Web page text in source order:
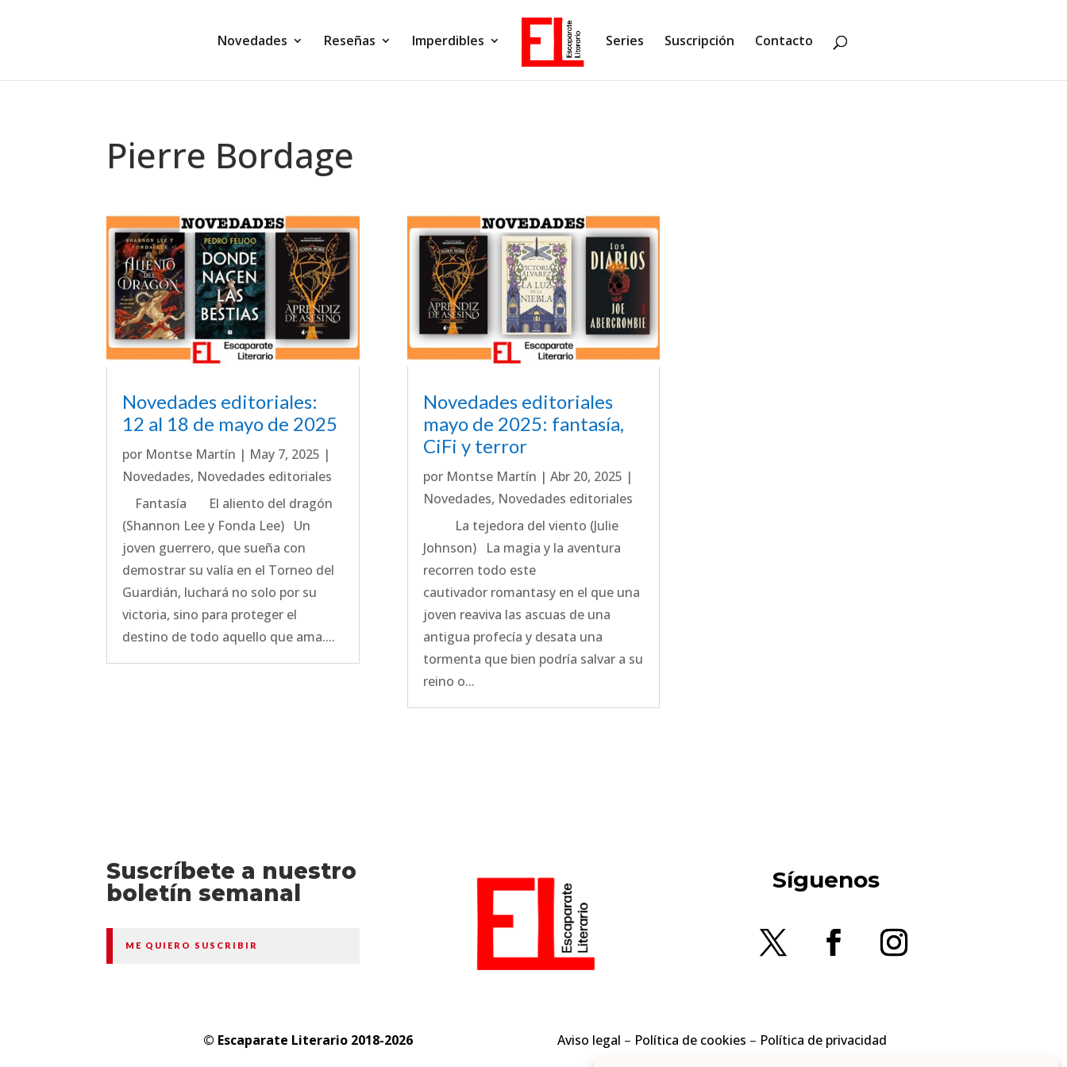
Novedades Reseñas Imperdibles Series Suscripción Contacto
Pierre Bordage
Novedades editoriales:
12 al 18 de mayo de 2025
por Montse Martín | May 7, 2025 |
Novedades, Novedades editoriales
Fantasía El aliento del dragón
(Shannon Lee y Fonda Lee) Un
joven guerrero, que sueña con
demostrar su valía en el Torneo del
Guardián, luchará no solo por su
victoria, sino para proteger el
destino de todo aquello que ama....
Novedades editoriales
mayo de 2025: fantasía,
CiFi y terror
por Montse Martín | Abr 20, 2025 |
Novedades, Novedades editoriales
La tejedora del viento (Julie
Johnson) La magia y la aventura
recorren todo este
cautivador romantasy en el que una
joven reaviva las ascuas de una
antigua profecía y desata una
tormenta que bien podría salvar a su
reino o...
Suscríbete a nuestro
boletín semanal
ME QUIERO SUSCRIBIR
Síguenos
© Escaparate Literario 2018-2026 Aviso legal – Política de cookies – Política de privacidad